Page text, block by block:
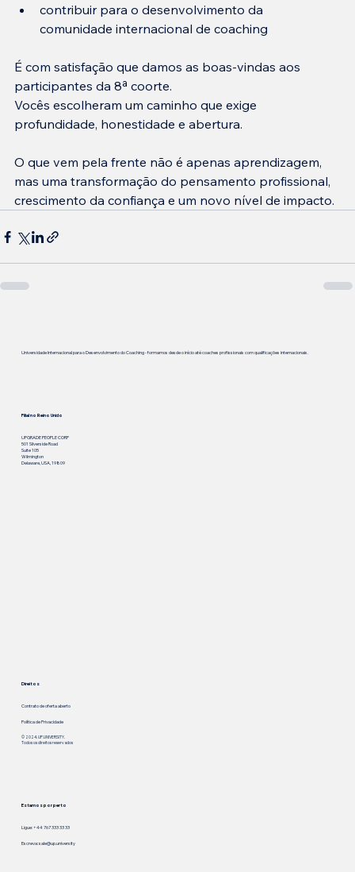
contribuir para o desenvolvimento da
comunidade internacional de coaching
É com satisfação que damos as boas-vindas aos
participantes da 8ª coorte.
Vocês escolheram um caminho que exige
profundidade, honestidade e abertura.
O que vem pela frente não é apenas aprendizagem,
mas uma transformação do pensamento profissional,
crescimento da confiança e um novo nível de impacto.
Universidade Internacional para o Desenvolvimento do Coaching - formamos desde o início até coaches profissionais com qualificações internacionais.
Filial no Reino Unido
UPGRADE PEOPLE CORP
501 Silverside Road
Suite 105
Wilmington
Delaware, USA, 19809
Direitos
Contrato de oferta aberto
Política de Privacidade
© 2024. UP.UNIVERSITY.
Todos os direitos reservados
Estamos por perto
Escreva:sale@up.university
Ligue: +44 767 333 33 33